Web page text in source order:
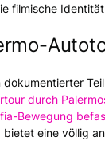
filmische
durch
Bewegung
eine völlig